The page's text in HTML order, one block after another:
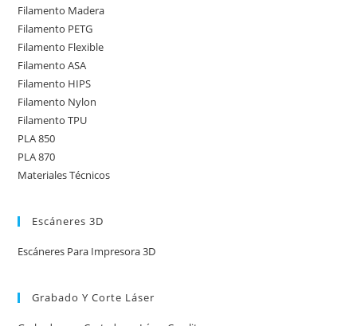
Filamento Madera
Filamento PETG
Filamento Flexible
Filamento ASA
Filamento HIPS
Filamento Nylon
Filamento TPU
PLA 850
PLA 870
Materiales Técnicos
Escáneres 3D
Escáneres Para Impresora 3D
Grabado Y Corte Láser